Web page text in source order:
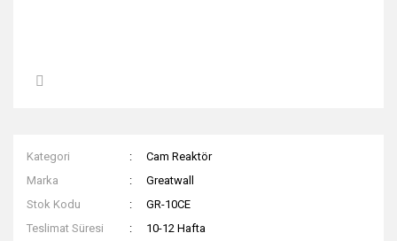
Kategori
Cam Reaktör
Marka
Greatwall
Stok Kodu
GR-10CE
Teslimat Süresi
10-12 Hafta